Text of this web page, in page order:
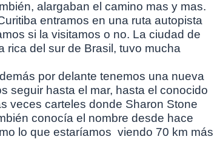
alargaban el camino mas y mas.
entramos en una ruta autopista
si la visitamos o no. La ciudad de
rica del sur de Brasil, tuvo mucha
por delante tenemos una nueva
seguir hasta el mar, hasta el conocido
veces carteles donde Sharon Stone
conocía el nombre desde hace
lo que estaríamos viendo 70 km más